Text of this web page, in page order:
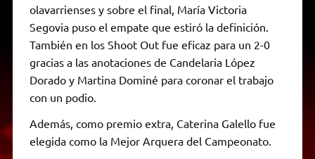
olavarrienses y sobre el final, María Victoria
Segovia puso el empate que estiró la definición.
También en los Shoot Out fue eficaz para un 2-0
gracias a las anotaciones de Candelaria López
Dorado y Martina Dominé para coronar el trabajo
con un podio.
Además, como premio extra, Caterina Galello fue
elegida como la Mejor Arquera del Campeonato.